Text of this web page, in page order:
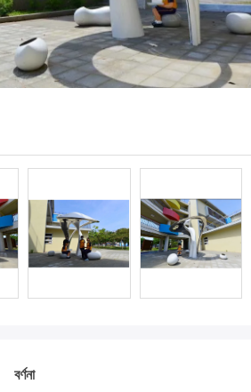
বর্ণনা